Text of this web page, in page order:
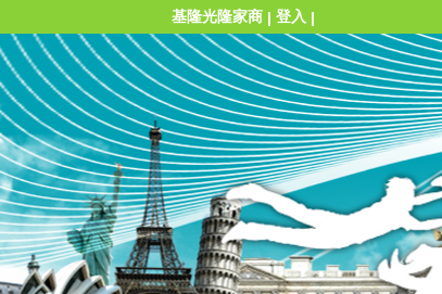
基隆光隆家商 | 登入 |